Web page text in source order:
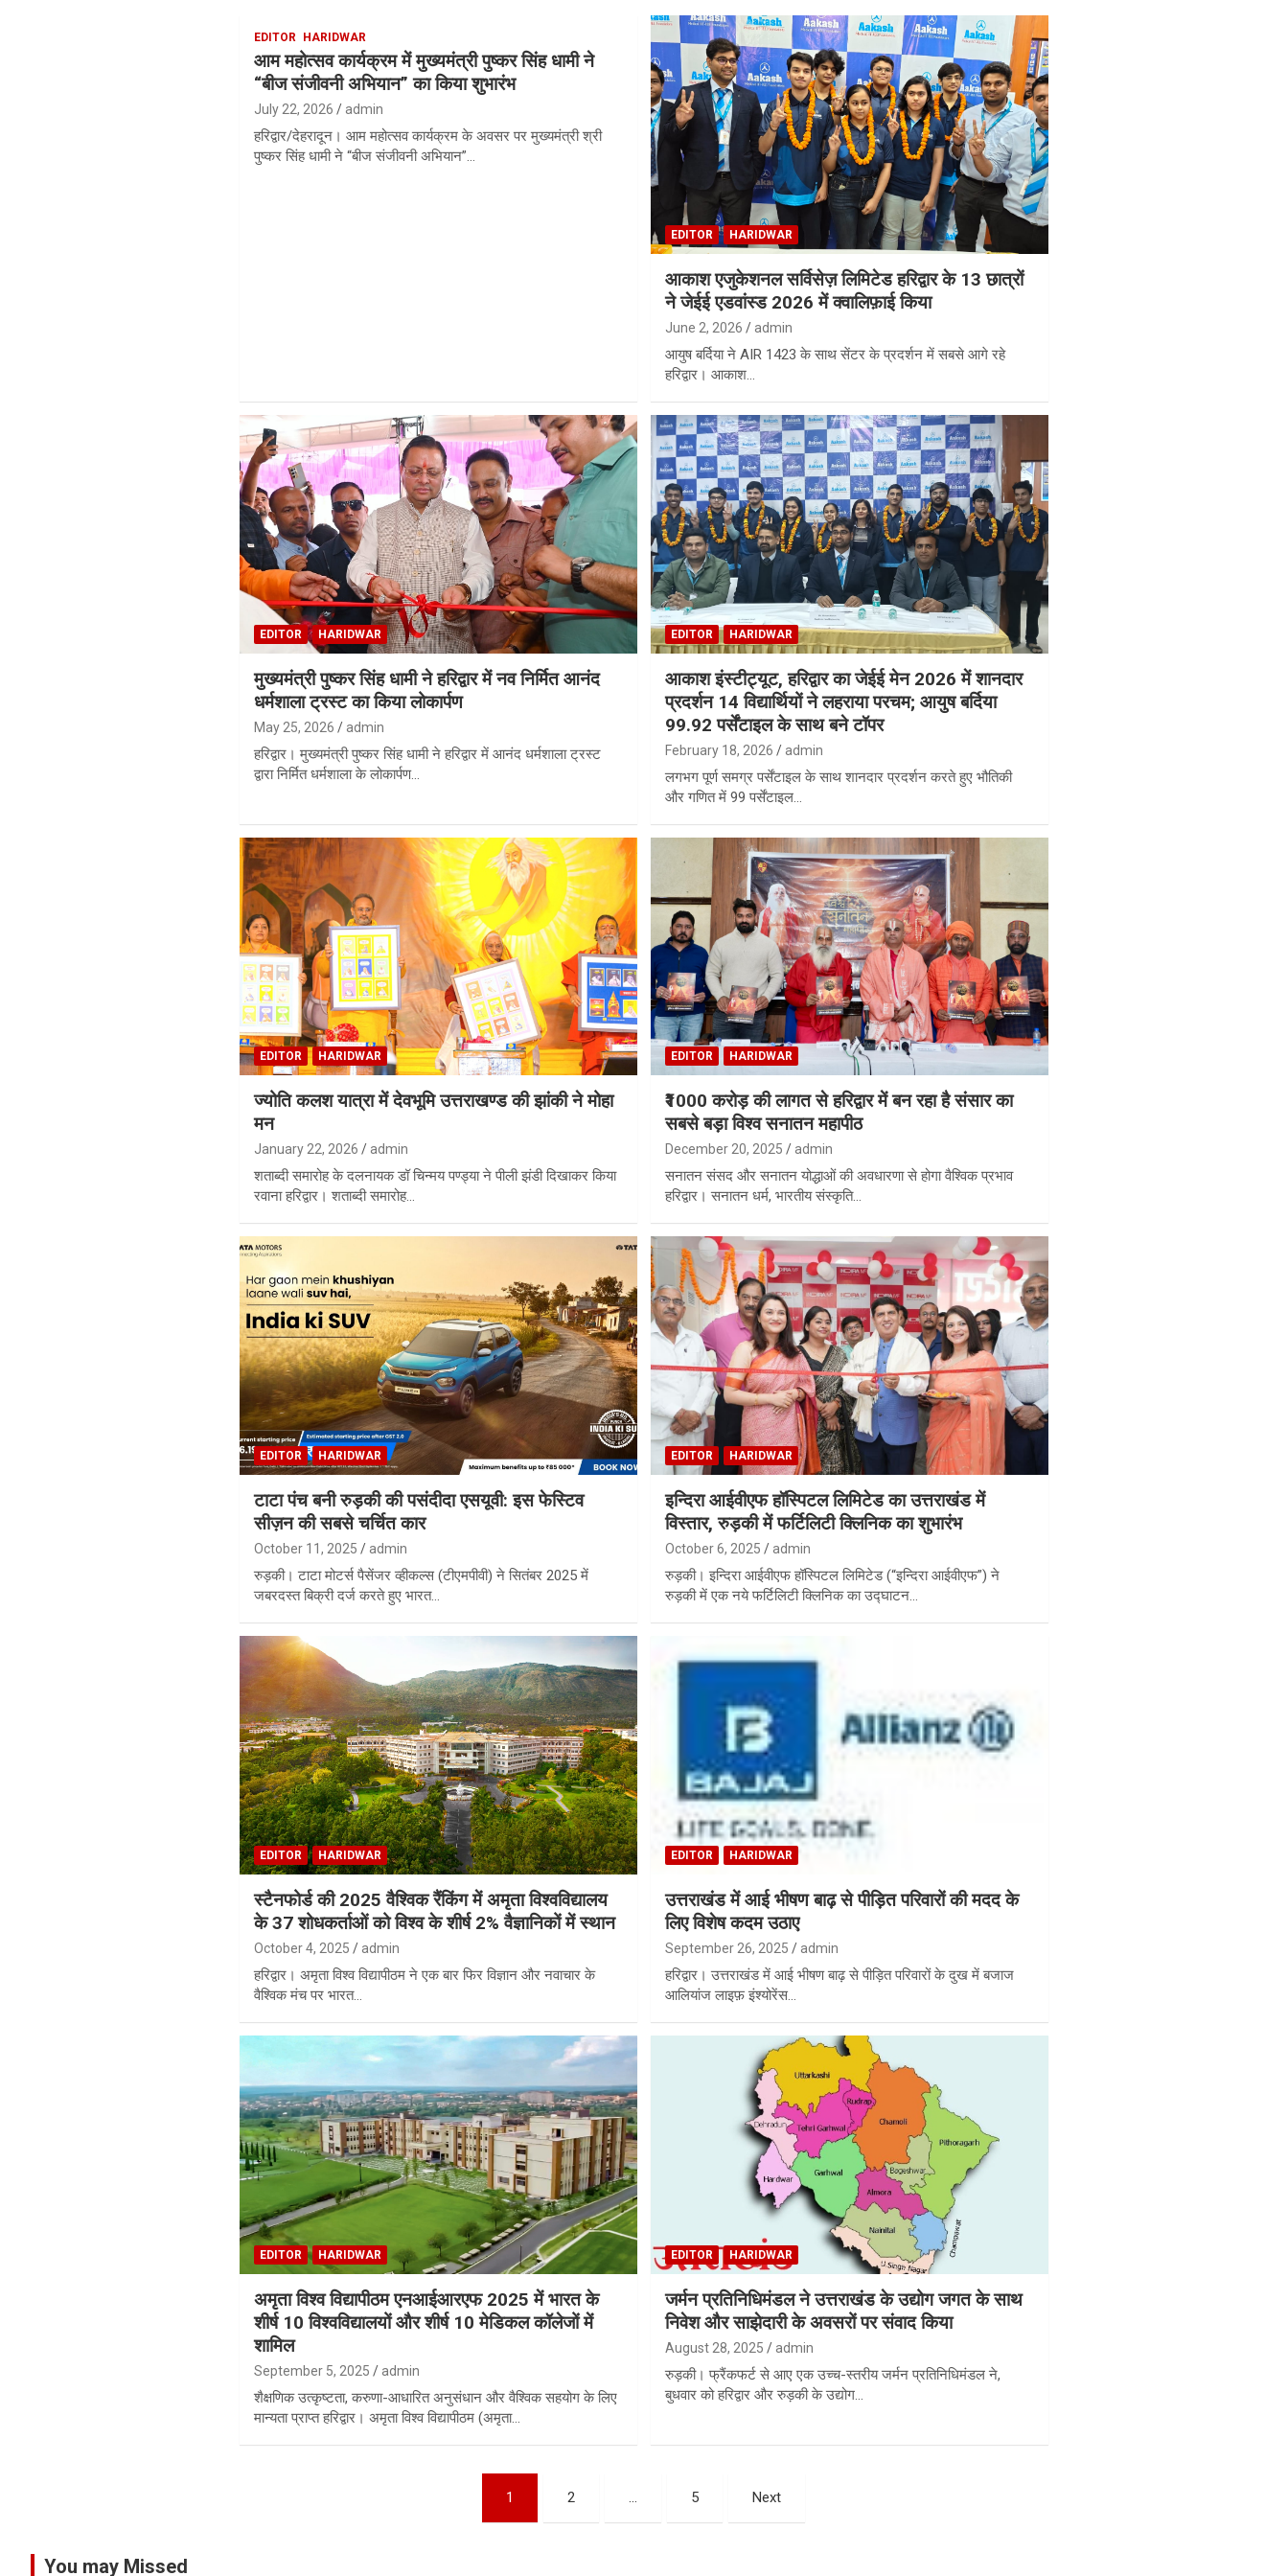
EDITOR HARIDWAR
आम महोत्सव कार्यक्रम में मुख्यमंत्री पुष्कर सिंह धामी ने
“बीज संजीवनी अभियान” का किया शुभारंभ
July 22, 2026 admin
हरिद्वार/देहरादून। आम महोत्सव कार्यक्रम के अवसर पर मुख्यमंत्री श्री
पुष्कर सिंह धामी ने “बीज संजीवनी अभियान”…
EDITOR HARIDWAR
आकाश एजुकेशनल सर्विसेज़ लिमिटेड हरिद्वार के 13 छात्रों
ने जेईई एडवांस्ड 2026 में क्वालिफ़ाई किया
June 2, 2026 admin
आयुष बर्दिया ने AIR 1423 के साथ सेंटर के प्रदर्शन में सबसे आगे रहे
हरिद्वार। आकाश…
EDITOR HARIDWAR
मुख्यमंत्री पुष्कर सिंह धामी ने हरिद्वार में नव निर्मित आनंद
धर्मशाला ट्रस्ट का किया लोकार्पण
May 25, 2026 admin
हरिद्वार। मुख्यमंत्री पुष्कर सिंह धामी ने हरिद्वार में आनंद धर्मशाला ट्रस्ट
द्वारा निर्मित धर्मशाला के लोकार्पण…
EDITOR HARIDWAR
आकाश इंस्टीट्यूट, हरिद्वार का जेईई मेन 2026 में शानदार
प्रदर्शन 14 विद्यार्थियों ने लहराया परचम; आयुष बर्दिया
99.92 पर्सेंटाइल के साथ बने टॉपर
February 18, 2026 admin
लगभग पूर्ण समग्र पर्सेंटाइल के साथ शानदार प्रदर्शन करते हुए भौतिकी
और गणित में 99 पर्सेंटाइल…
EDITOR HARIDWAR
ज्योति कलश यात्रा में देवभूमि उत्तराखण्ड की झांकी ने मोहा
मन
January 22, 2026 admin
शताब्दी समारोह के दलनायक डॉ चिन्मय पण्ड्या ने पीली झंडी दिखाकर किया
रवाना हरिद्वार। शताब्दी समारोह…
EDITOR HARIDWAR
₹1000 करोड़ की लागत से हरिद्वार में बन रहा है संसार का
सबसे बड़ा विश्व सनातन महापीठ
December 20, 2025 admin
सनातन संसद और सनातन योद्धाओं की अवधारणा से होगा वैश्विक प्रभाव
हरिद्वार। सनातन धर्म, भारतीय संस्कृति…
EDITOR HARIDWAR
टाटा पंच बनी रुड़की की पसंदीदा एसयूवी: इस फेस्टिव
सीज़न की सबसे चर्चित कार
October 11, 2025 admin
रुड़की। टाटा मोटर्स पैसेंजर व्हीकल्स (टीएमपीवी) ने सितंबर 2025 में
जबरदस्त बिक्री दर्ज करते हुए भारत…
EDITOR HARIDWAR
इन्दिरा आईवीएफ हॉस्पिटल लिमिटेड का उत्तराखंड में
विस्तार, रुड़की में फर्टिलिटी क्लिनिक का शुभारंभ
October 6, 2025 admin
रुड़की। इन्दिरा आईवीएफ हॉस्पिटल लिमिटेड (“इन्दिरा आईवीएफ”) ने
रुड़की में एक नये फर्टिलिटी क्लिनिक का उद्घाटन…
EDITOR HARIDWAR
स्टैनफोर्ड की 2025 वैश्विक रैंकिंग में अमृता विश्वविद्यालय
के 37 शोधकर्ताओं को विश्व के शीर्ष 2% वैज्ञानिकों में स्थान
October 4, 2025 admin
हरिद्वार। अमृता विश्व विद्यापीठम ने एक बार फिर विज्ञान और नवाचार के
वैश्विक मंच पर भारत…
EDITOR HARIDWAR
उत्तराखंड में आई भीषण बाढ़ से पीड़ित परिवारों की मदद के
लिए विशेष कदम उठाए
September 26, 2025 admin
हरिद्वार। उत्तराखंड में आई भीषण बाढ़ से पीड़ित परिवारों के दुख में बजाज
आलियांज लाइफ़ इंश्योरेंस…
EDITOR HARIDWAR
अमृता विश्व विद्यापीठम एनआईआरएफ 2025 में भारत के
शीर्ष 10 विश्वविद्यालयों और शीर्ष 10 मेडिकल कॉलेजों में
शामिल
September 5, 2025 admin
शैक्षणिक उत्कृष्टता, करुणा-आधारित अनुसंधान और वैश्विक सहयोग के लिए
मान्यता प्राप्त हरिद्वार। अमृता विश्व विद्यापीठम (अमृता…
EDITOR HARIDWAR
जर्मन प्रतिनिधिमंडल ने उत्तराखंड के उद्योग जगत के साथ
निवेश और साझेदारी के अवसरों पर संवाद किया
August 28, 2025 admin
रुड़की। फ्रैंकफर्ट से आए एक उच्च-स्तरीय जर्मन प्रतिनिधिमंडल ने,
बुधवार को हरिद्वार और रुड़की के उद्योग…
1 2 … 5 Next
You may Missed